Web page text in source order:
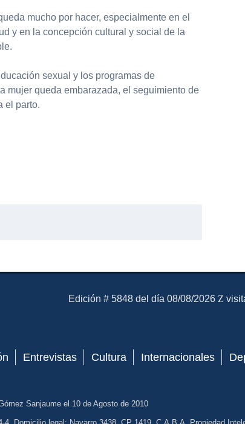
mucho por hacer, especialmente en el
y en la concepción cultural y social de la
sexual y los programas de
mujer queda embarazada, el seguimiento de
el parto.
El Mensajero Diario
Edición # 5848 del día 08/08/2026
Entrevistas Cultura Internacionales
Sanjaume el 10 de Agosto de 2010